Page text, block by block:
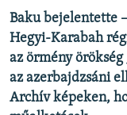
Valamennyi
Baku bejelentette
Hegyi-Karabah
az örmény örökség
az azerbajdzsáni
Archív képeken,